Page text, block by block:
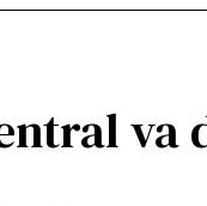
va